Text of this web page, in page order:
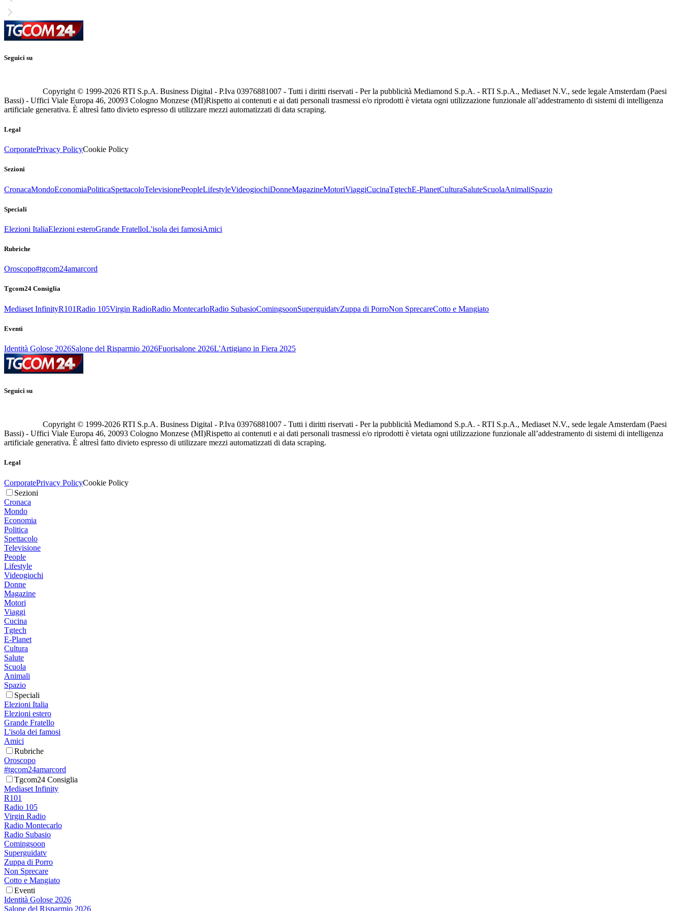
Seguici su
Copyright © 1999-2026 RTI S.p.A. Business Digital - P.Iva 03976881007 - Tutti i diritti riservati - Per la pubblicità Mediamond S.p.A. - RTI S.p.A., Mediaset N.V., sede legale Amsterdam (Paesi
Bassi) - Uffici Viale Europa 46, 20093 Cologno Monzese (MI)Rispetto ai contenuti e ai dati personali trasmessi e/o riprodotti è vietata ogni utilizzazione funzionale all’addestramento di sistemi di intelligenza
artificiale generativa. È altresì fatto divieto espresso di utilizzare mezzi automatizzati di data scraping.
Legal
CorporatePrivacy PolicyCookie Policy
Sezioni
CronacaMondoEconomiaPoliticaSpettacoloTelevisionePeopleLifestyleVideogiochiDonneMagazineMotoriViaggiCucinaTgtechE-PlanetCulturaSaluteScuolaAnimaliSpazio
Speciali
Elezioni ItaliaElezioni esteroGrande FratelloL'isola dei famosiAmici
Rubriche
Oroscopo#tgcom24amarcord
Tgcom24 Consiglia
Mediaset InfinityR101Radio 105Virgin RadioRadio MontecarloRadio SubasioComingsoonSuperguidatvZuppa di PorroNon SprecareCotto e Mangiato
Eventi
Identità Golose 2026Salone del Risparmio 2026Fuorisalone 2026L'Artigiano in Fiera 2025
Seguici su
Copyright © 1999-2026 RTI S.p.A. Business Digital - P.Iva 03976881007 - Tutti i diritti riservati - Per la pubblicità Mediamond S.p.A. - RTI S.p.A., Mediaset N.V., sede legale Amsterdam (Paesi
Bassi) - Uffici Viale Europa 46, 20093 Cologno Monzese (MI)Rispetto ai contenuti e ai dati personali trasmessi e/o riprodotti è vietata ogni utilizzazione funzionale all’addestramento di sistemi di intelligenza
artificiale generativa. È altresì fatto divieto espresso di utilizzare mezzi automatizzati di data scraping.
Legal
CorporatePrivacy PolicyCookie Policy
Sezioni
Cronaca
Mondo
Economia
Politica
Spettacolo
Televisione
People
Lifestyle
Videogiochi
Donne
Magazine
Motori
Viaggi
Cucina
Tgtech
E-Planet
Cultura
Salute
Scuola
Animali
Spazio
Speciali
Elezioni Italia
Elezioni estero
Grande Fratello
L'isola dei famosi
Amici
Rubriche
Oroscopo
#tgcom24amarcord
Tgcom24 Consiglia
Mediaset Infinity
R101
Radio 105
Virgin Radio
Radio Montecarlo
Radio Subasio
Comingsoon
Superguidatv
Zuppa di Porro
Non Sprecare
Cotto e Mangiato
Eventi
Identità Golose 2026
Salone del Risparmio 2026